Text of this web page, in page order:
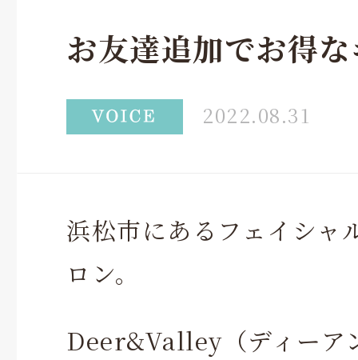
お友達追加でお得
2022.08.31
浜松市にあるフェイシャ
ロン。
Deer&Valley（ディーア